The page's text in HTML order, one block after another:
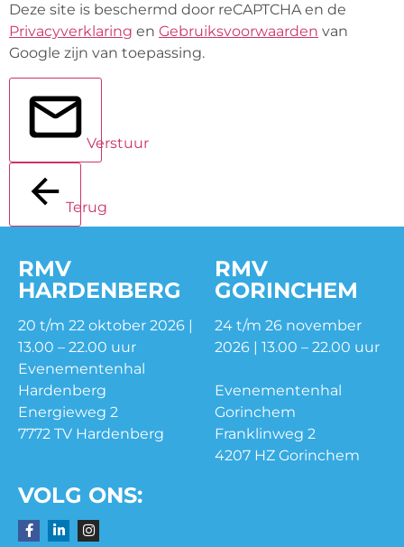
Deze site is beschermd door reCAPTCHA en de
Privacyverklaring en Gebruiksvoorwaarden van
Google zijn van toepassing.
Verstuur
Terug
RMV
HARDENBERG
20 t/m 22 oktober 2026 |
13.00 – 22.00 uur
Evenementenhal
Hardenberg
Energieweg 2
7772 TV Hardenberg
RMV
GORINCHEM
24 t/m 26 november
2026 | 13.00 – 22.00 uur
Evenementenhal
Gorinchem
Franklinweg 2
4207 HZ Gorinchem
VOLG ONS: